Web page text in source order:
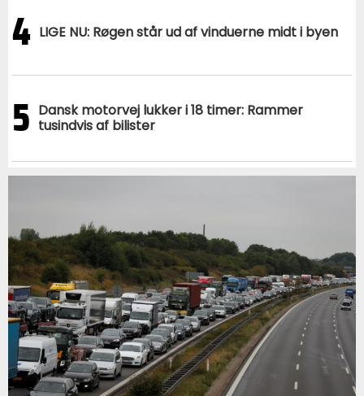
4 LIGE NU: Røgen står ud af vinduerne midt i byen
5 Dansk motorvej lukker i 18 timer: Rammer
tusindvis af bilister